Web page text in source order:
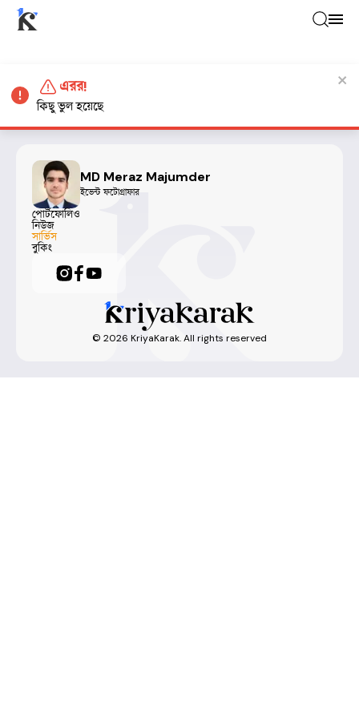
MD Meraz Majumder
ইভেন্ট ফটোগ্রাফার
পোর্টফোলিও
নিউজ
সার্ভিস
বুকিং
© 2026 KriyaKarak. All rights reserved
এরর!
কিছু ভুল হয়েছে